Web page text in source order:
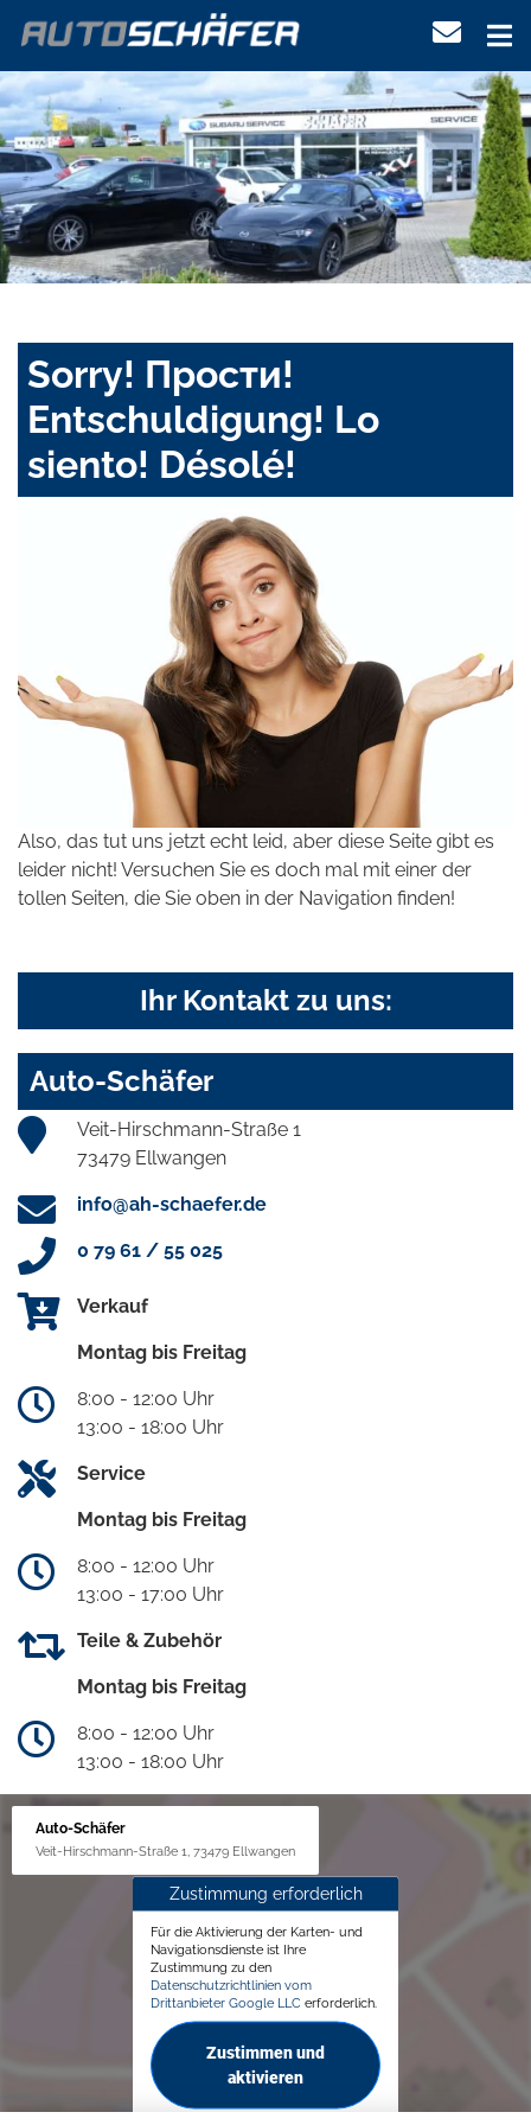
Sorry! Прости!
Entschuldigung! Lo
siento! Désolé!
Also, das tut uns jetzt echt leid, aber diese Seite gibt es
leider nicht! Versuchen Sie es doch mal mit einer der
tollen Seiten, die Sie oben in der Navigation finden!
Ihr Kontakt zu uns:
Auto-Schäfer
Veit-Hirschmann-Straße 1
73479 Ellwangen
info@ah-schaefer.de
0 79 61 / 55 025
Verkauf
Montag bis Freitag
8:00 - 12:00 Uhr
13:00 - 18:00 Uhr
Service
Montag bis Freitag
8:00 - 12:00 Uhr
13:00 - 17:00 Uhr
Teile & Zubehör
Montag bis Freitag
8:00 - 12:00 Uhr
13:00 - 18:00 Uhr
Auto-Schäfer
Veit-Hirschmann-Straße 1, 73479 Ellwangen
Zustimmung erforderlich
Für die Aktivierung der Karten- und
Navigationsdienste ist Ihre
Zustimmung zu den
Datenschutzrichtlinien vom
Drittanbieter Google LLC erforderlich.
Zustimmen und
aktivieren